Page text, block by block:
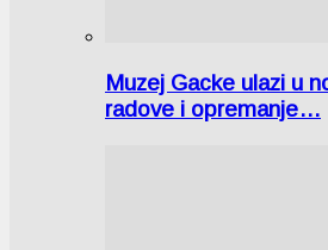
Muzej Gacke ulazi u
radove i opremanje…